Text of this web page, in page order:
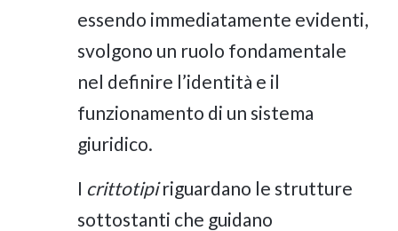
essendo immediatamente evidenti,
svolgono un ruolo fondamentale
nel definire l’identità e il
funzionamento di un sistema
giuridico.
I crittotipiriguardano le strutture
sottostanti che guidano